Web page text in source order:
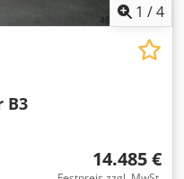
1 /4
B3
14.485 €